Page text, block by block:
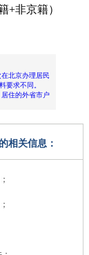
非京籍）
北京办理居民
要求不同。
住的外省市户
相关信息：